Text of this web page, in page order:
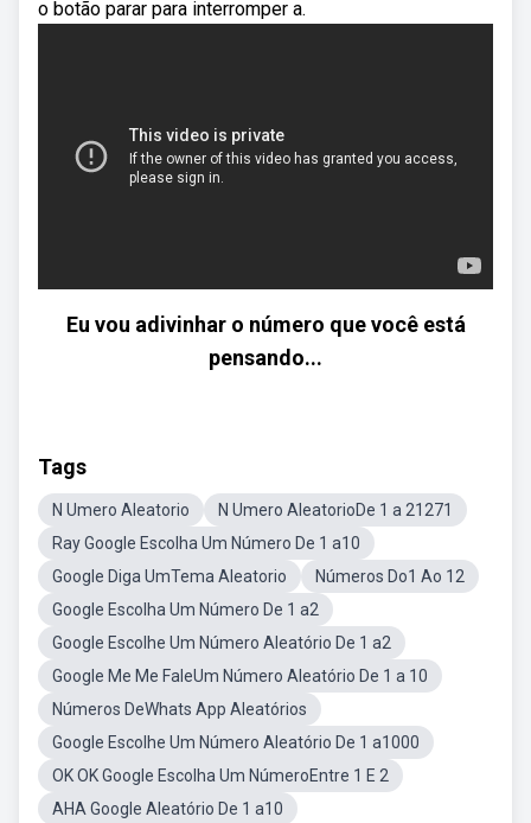
o botão parar para interromper a.
Eu vou adivinhar o número que você está
pensando...
Tags
N Umero Aleatorio
N Umero AleatorioDe 1 a 21271
Ray Google Escolha Um Número De 1 a10
Google Diga UmTema Aleatorio
Números Do1 Ao 12
Google Escolha Um Número De 1 a2
Google Escolhe Um Número Aleatório De 1 a2
Google Me Me FaleUm Número Aleatório De 1 a 10
Números DeWhats App Aleatórios
Google Escolhe Um Número Aleatório De 1 a1000
OK OK Google Escolha Um NúmeroEntre 1 E 2
AHA Google Aleatório De 1 a10